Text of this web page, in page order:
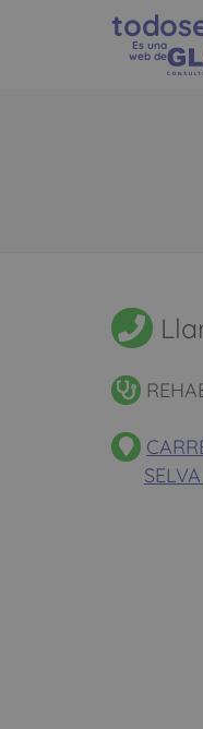
Es una
web de